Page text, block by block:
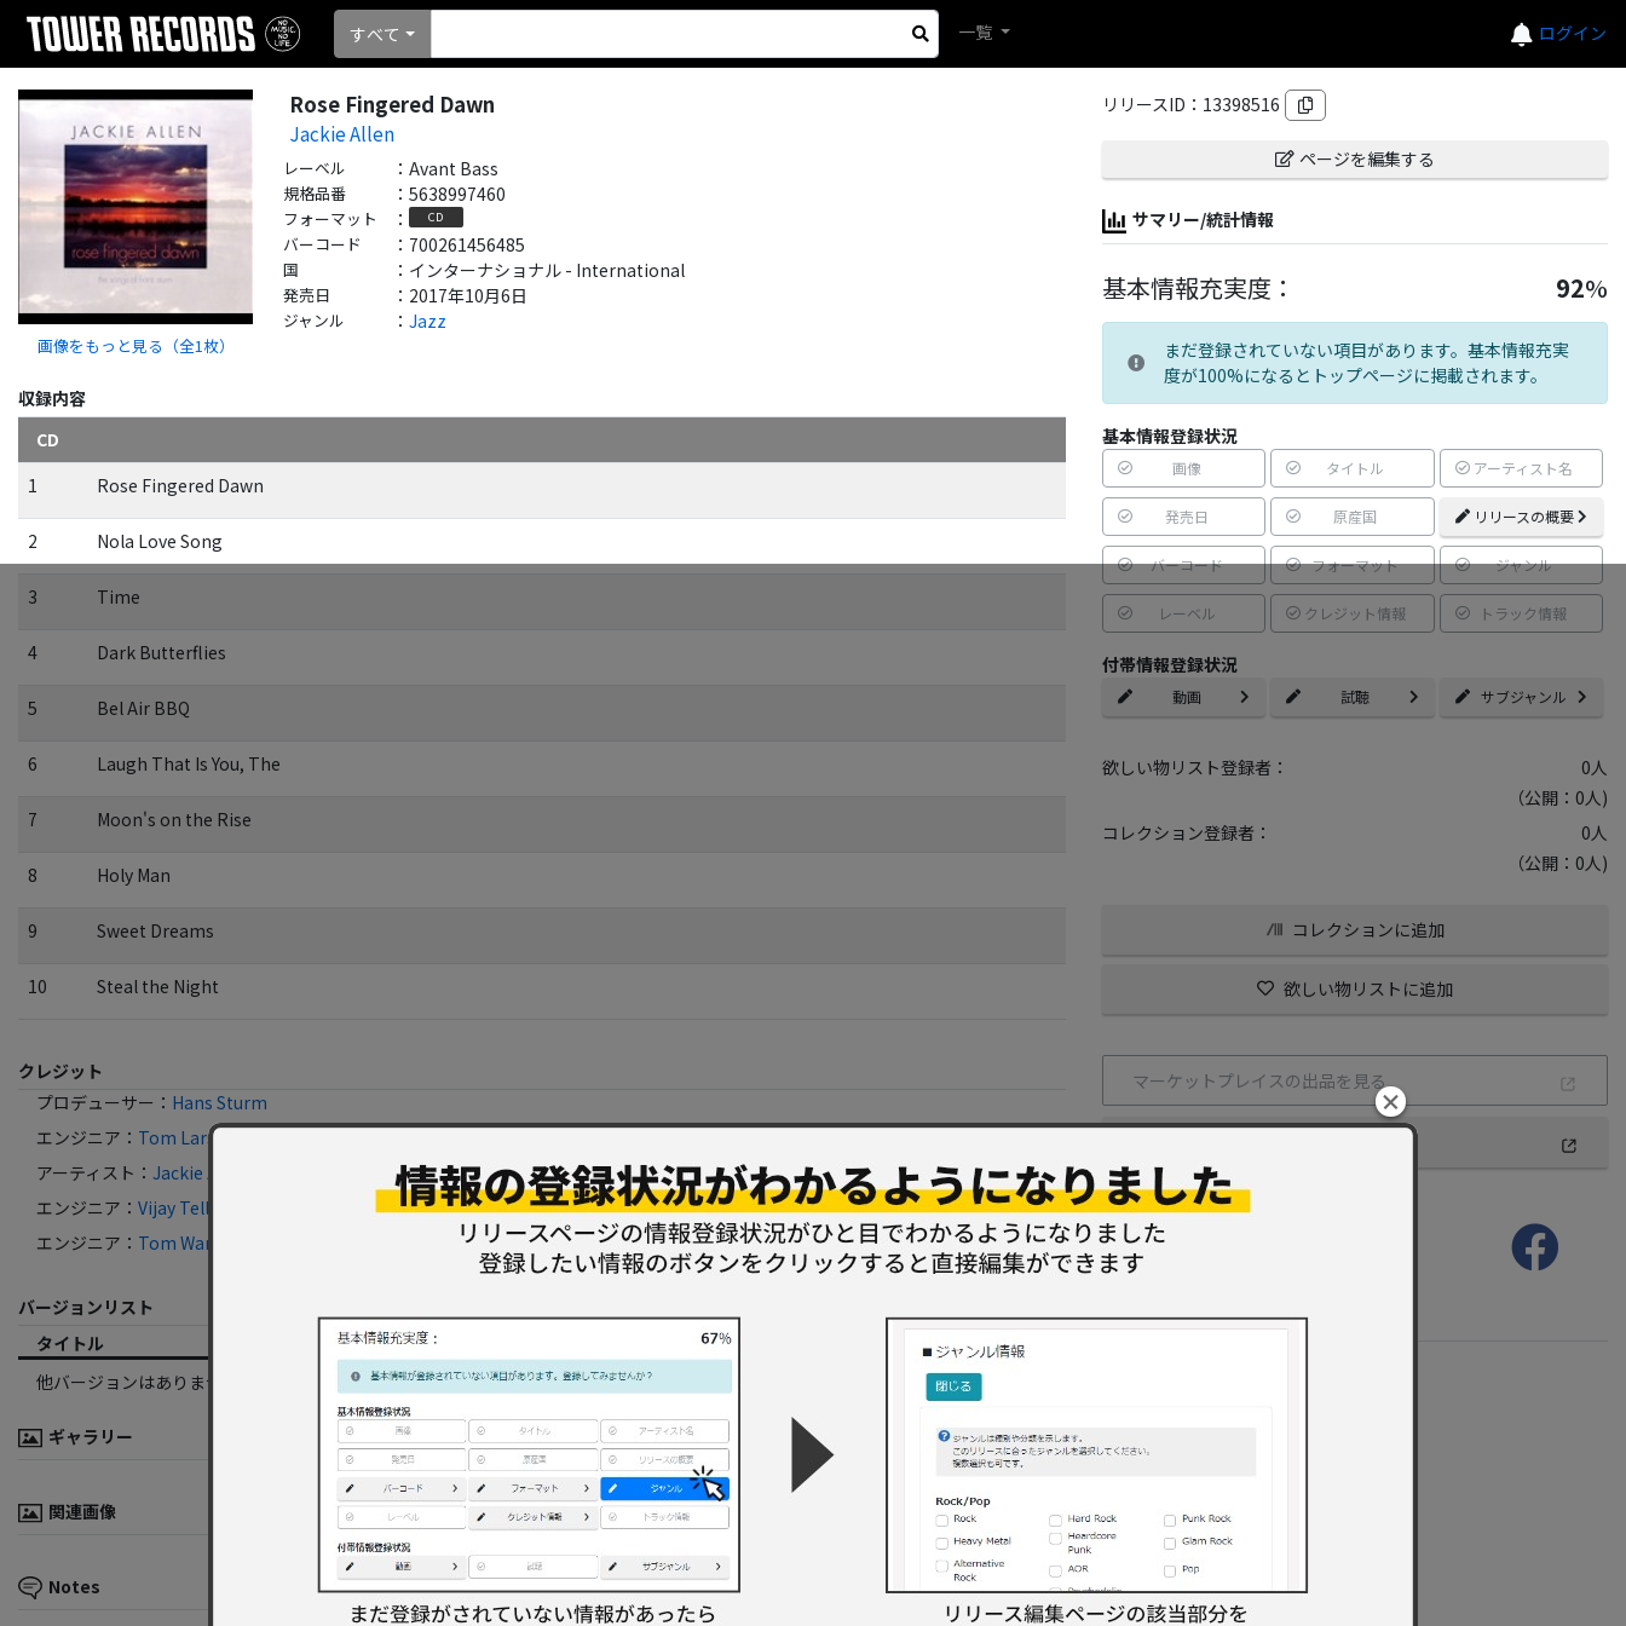
ログイン
すべて 一覧
画像をもっと見る（全1 枚）
Rose Fingered Dawn
Jackie Allen
レーベル ： Avant Bass
規格品番 ： 5638997460
フォーマット ： CD
バーコード ： 700261456485
国 ： インターナショナル - International
発売日 ： 2017年10月6日
ジャンル ： Jazz
収録内容
CD
1
Rose Fingered Dawn
2 Nola Love Song
3 Time
4 Dark Butterflies
5 Bel Air BBQ
6 Laugh That Is You, The
7 Moon's on the Rise
8 Holy Man
9 Sweet Dreams
10 Steal the Night
クレジット
プロデューサー ： Hans Sturm
エンジニア ： Tom Larson
アーティスト ： Jackie Allen
エンジニア ： Vijay Tellis Nayak
エンジニア ： Tom Ware
バージョンリスト
タイトル
フォーマット 規格品番
発売年
他バージョンはありません。
ギャラリー
関連画像
Notes
リリースID： 13398516
ページを編集する
サマリー/統計情報
基本情報充実度： 92%
まだ登録されていない項目があります。基本情報充実
度が100%になるとトップページに掲載されます。
基本情報登録状況
画像 タイトル アーティスト名
発売日 原産国 リリースの概要
バーコード フォーマット ジャンル
レーベル クレジット情報 トラック情報
付帯情報登録状況
動画 試聴 サブジャンル
欲しい物リスト登録者： 0人
（公開：0人)
コレクション登録者：
0人
（公開：0人)
コレクションに追加
欲しい物リストに追加
マーケットプレイスの出品を見る
最近更新してくれた人たち